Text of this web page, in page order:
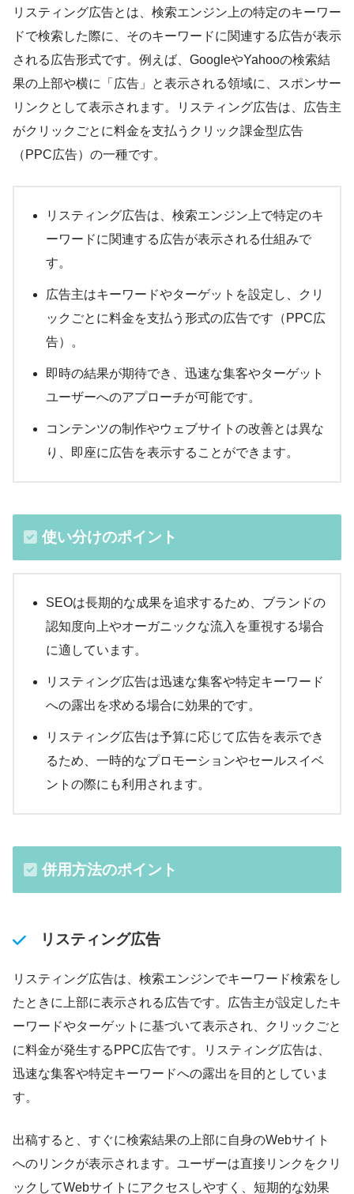
リスティング広告とは、検索エンジン上の特定のキーワー
ドで検索した際に、そのキーワードに関連する広告が表示
される広告形式です。例えば、GoogleやYahooの検索結
果の上部や横に「広告」と表示される領域に、スポンサー
リンクとして表示されます。リスティング広告は、広告主
がクリックごとに料金を支払うクリック課金型広告
（PPC広告）の一種です。
リスティング広告は、検索エンジン上で特定のキ
ーワードに関連する広告が表示される仕組みで
す。
広告主はキーワードやターゲットを設定し、クリ
ックごとに料金を支払う形式の広告です（PPC広
告）。
即時の結果が期待でき、迅速な集客やターゲット
ユーザーへのアプローチが可能です。
コンテンツの制作やウェブサイトの改善とは異な
り、即座に広告を表示することができます。
使い分けのポイント
SEOは長期的な成果を追求するため、ブランドの
認知度向上やオーガニックな流入を重視する場合
に適しています。
リスティング広告は迅速な集客や特定キーワード
への露出を求める場合に効果的です。
リスティング広告は予算に応じて広告を表示でき
るため、一時的なプロモーションやセールスイベ
ントの際にも利用されます。
併用方法のポイント
リスティング広告
リスティング広告は、検索エンジンでキーワード検索をし
たときに上部に表示される広告です。広告主が設定したキ
ーワードやターゲットに基づいて表示され、クリックごと
に料金が発生するPPC広告です。リスティング広告は、
迅速な集客や特定キーワードへの露出を目的としていま
す。
出稿すると、すぐに検索結果の上部に自身のWebサイト
へのリンクが表示されます。ユーザーは直接リンクをクリ
ックしてWebサイトにアクセスしやすく、短期的な効果